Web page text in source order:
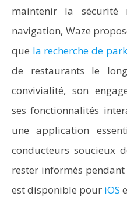
maintenir la
navigation, Waze
que la recherche de
de restaurants le
convivialité, son
ses fonctionnalités
une application
conducteurs soucieux
rester informés
est disponible pour iOS